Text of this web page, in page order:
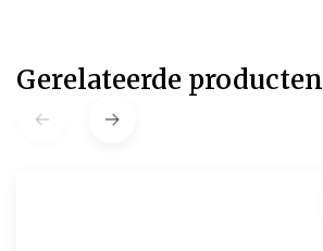
Gerelateerde producten